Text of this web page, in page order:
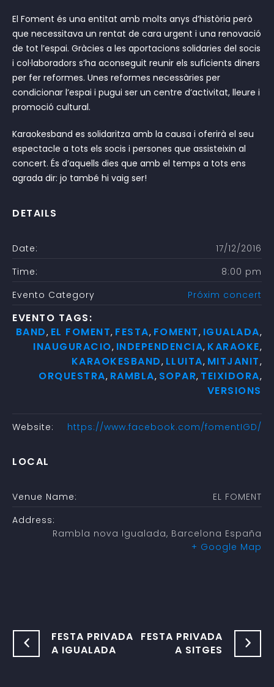
El Foment és una entitat amb molts anys d’història però
que necessitava un rentat de cara urgent i una renovació
de tot l’espai. Gràcies a les aportacions solidaries del socis
i col·laboradors s’ha aconseguit reunir els suficients diners
per fer reformes. Unes reformes necessàries per
condicionar l’espai i pugui ser un centre d’activitat, lleure i
promoció cultural.
Karaokesband es solidaritza amb la causa i oferirà el seu
espectacle a tots els socis i persones que assisteixin al
concert. És d’aquells dies que amb el temps a tots ens
agrada dir: jo també hi vaig ser!
DETAILS
Date:
17/12/2016
Time:
8:00 pm
Evento Category
Próxim concert
EVENTO TAGS:
BAND, EL FOMENT, FESTA, FOMENT, IGUALADA,
INAUGURACIO, INDEPENDENCIA, KARAOKE,
KARAOKESBAND, LLUITA, MITJANIT,
ORQUESTRA, RAMBLA, SOPAR, TEIXIDORA,
VERSIONS
Website: https://www.facebook.com/fomentIGD/
LOCAL
Venue Name:
EL FOMENT
Address:
Rambla nova Igualada, Barcelona España
+ Google Map
FESTA PRIVADA
A IGUALADA
FESTA PRIVADA
A SITGES